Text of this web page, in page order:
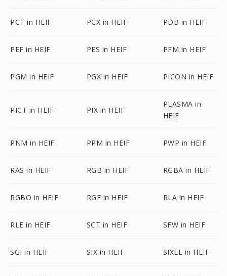
PCT in HEIF PCX in HEIF PDB in HEIF
PEF in HEIF PES in HEIF PFM in HEIF
PGM in HEIF PGX in HEIF PICON in HEIF
PICT in HEIF PIX in HEIF
PLASMA in
HEIF
PNM in HEIF PPM in HEIF PWP in HEIF
RAS in HEIF RGB in HEIF RGBA in HEIF
RGBO in HEIF RGF in HEIF RLA in HEIF
RLE in HEIF SCT in HEIF SFW in HEIF
SGI in HEIF SIX in HEIF SIXEL in HEIF